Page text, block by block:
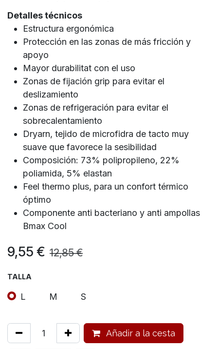
Detalles técnicos
Estructura ergonómica
Protección en las zonas de más fricción y
apoyo
Mayor durabilitat con el uso
Zonas de fijación grip para evitar el
deslizamiento
Zonas de refrigeración para evitar el
sobrecalentamiento
Dryarn, tejido de microfidra de tacto muy
suave que favorece la sesibilidad
Composición: 73% polipropileno, 22%
poliamida, 5% elastan
Feel thermo plus, para un confort térmico
óptimo
Componente anti bacteriano y anti ampollas
Bmax Cool
9,55 € 12,85€
TALLA
L M S
Añadir a la cesta